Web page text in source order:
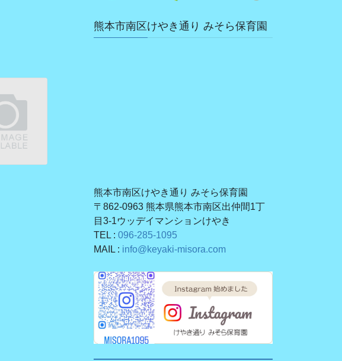
熊本市南区けやき通り みそら保育園
熊本市南区けやき通り みそら保育園
〒862-0963 熊本県熊本市南区出仲間1丁
目3-1ウッデイマンションけやき
TEL :096-285-1095
MAIL : info@keyaki-misora.com